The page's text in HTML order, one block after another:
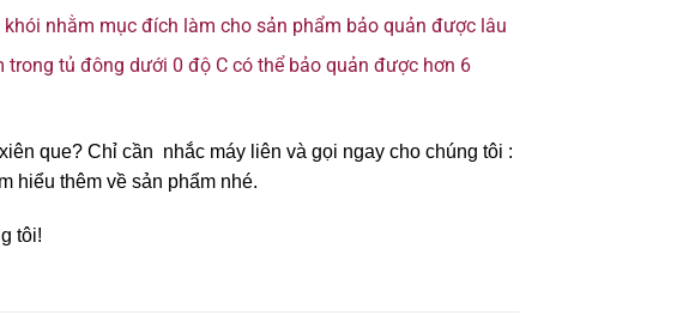
nhằm mục đích làm cho sản phẩm bảo quản được lâu
tủ đông dưới 0 độ C có thể bảo quản được hơn 6
que? Chỉ cần nhắc máy liên và gọi ngay cho chúng tôi :
hiểu thêm về sản phẩm nhé.
tôi!